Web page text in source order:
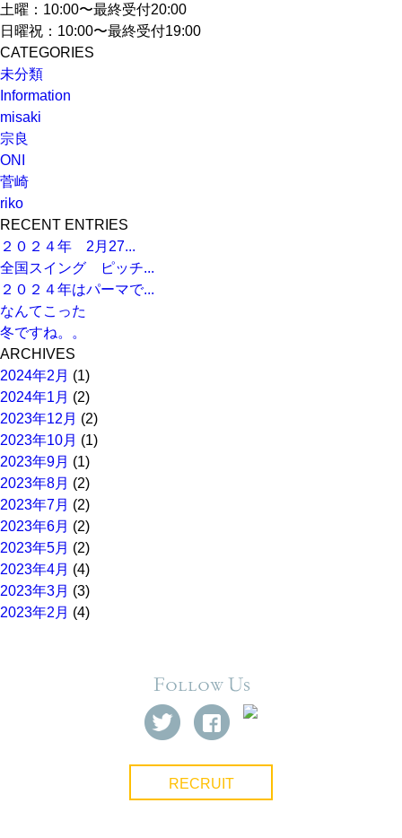
土曜：10:00〜最終受付20:00
日曜祝：10:00〜最終受付19:00
CATEGORIES
未分類
Information
misaki
宗良
ONI
菅崎
riko
RECENT ENTRIES
２０２４年 2月27...
全国スイング ピッチ...
２０２４年はパーマで...
なんてこった
冬ですね。。
ARCHIVES
2024年2月 (1)
2024年1月 (2)
2023年12月 (2)
2023年10月 (1)
2023年9月 (1)
2023年8月 (2)
2023年7月 (2)
2023年6月 (2)
2023年5月 (2)
2023年4月 (4)
2023年3月 (3)
2023年2月 (4)
RECRUIT